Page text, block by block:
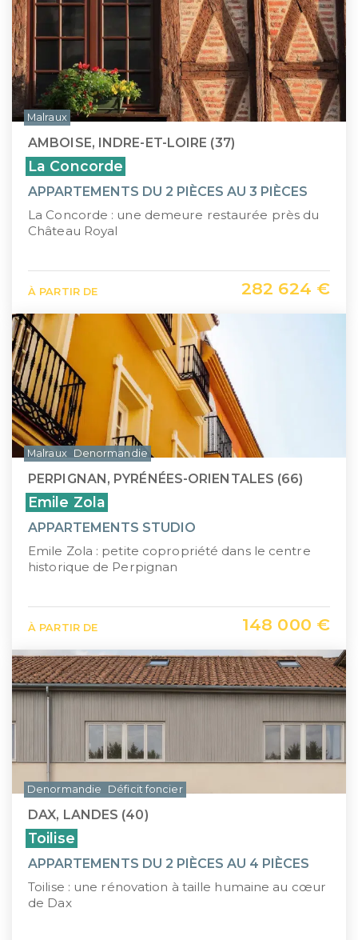
AMBOISE, INDRE-ET-LOIRE (37)
La Concorde
APPARTEMENTS DU 2 PIÈCES AU 3 PIÈCES
La Concorde : une demeure restaurée près du
Château Royal
À PARTIR DE 282 624 €
Malraux
PERPIGNAN, PYRÉNÉES-ORIENTALES (66)
Emile Zola
APPARTEMENTS STUDIO
Emile Zola : petite copropriété dans le centre
historique de Perpignan
À PARTIR DE 148 000 €
Malraux Denormandie
DAX, LANDES (40)
Toilise
APPARTEMENTS DU 2 PIÈCES AU 4 PIÈCES
Toilise : une rénovation à taille humaine au cœur
de Dax
Denormandie Déficit foncier